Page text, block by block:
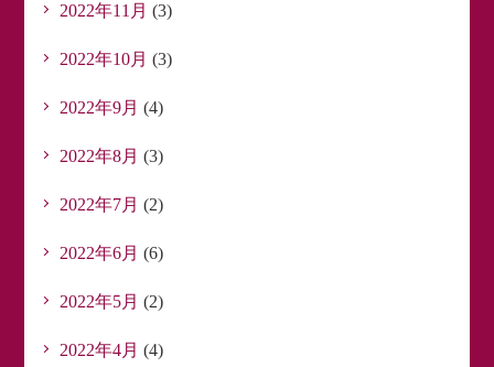
2022年11月 (3)
2022年10月 (3)
2022年9月 (4)
2022年8月 (3)
2022年7月 (2)
2022年6月 (6)
2022年5月 (2)
2022年4月 (4)